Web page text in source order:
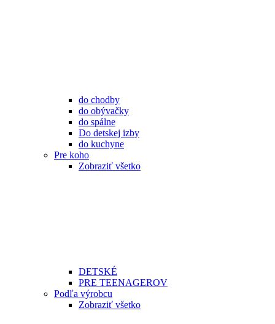
do chodby
do obývačky
do spálne
Do detskej izby
do kuchyne
Pre koho
Zobraziť všetko
DETSKÉ
PRE TEENAGEROV
Podľa výrobcu
Zobraziť všetko